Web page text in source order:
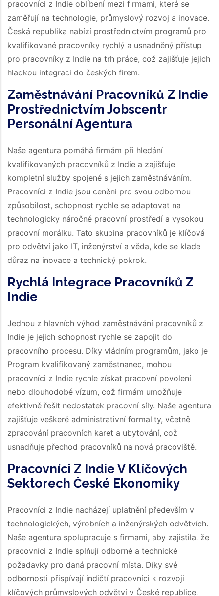
pracovníci z Indie oblíbení mezi firmami, které se
zaměřují na technologie, průmyslový rozvoj a inovace.
Česká republika nabízí prostřednictvím programů pro
kvalifikované pracovníky rychlý a usnadněný přístup
pro pracovníky z Indie na trh práce, což zajišťuje jejich
hladkou integraci do českých firem.
Zaměstnávání Pracovníků Z Indie
Prostřednictvím Jobscentr
Personální Agentura
Naše agentura pomáhá firmám při hledání
kvalifikovaných pracovníků z Indie a zajišťuje
kompletní služby spojené s jejich zaměstnáváním.
Pracovníci z Indie jsou ceněni pro svou odbornou
způsobilost, schopnost rychle se adaptovat na
technologicky náročné pracovní prostředí a vysokou
pracovní morálku. Tato skupina pracovníků je klíčová
pro odvětví jako IT, inženýrství a věda, kde se klade
důraz na inovace a technický pokrok.
Rychlá Integrace Pracovníků Z
Indie
Jednou z hlavních výhod zaměstnávání pracovníků z
Indie je jejich schopnost rychle se zapojit do
pracovního procesu. Díky vládním programům, jako je
Program kvalifikovaný zaměstnanec, mohou
pracovníci z Indie rychle získat pracovní povolení
nebo dlouhodobé vízum, což firmám umožňuje
efektivně řešit nedostatek pracovní síly. Naše agentura
zajišťuje veškeré administrativní formality, včetně
zpracování pracovních karet a ubytování, což
usnadňuje přechod pracovníků na nová pracoviště.
Pracovníci Z Indie V Klíčových
Sektorech České Ekonomiky
Pracovníci z Indie nacházejí uplatnění především v
technologických, výrobních a inženýrských odvětvích.
Naše agentura spolupracuje s firmami, aby zajistila, že
pracovníci z Indie splňují odborné a technické
požadavky pro daná pracovní místa. Díky své
odbornosti přispívají indičtí pracovníci k rozvoji
klíčových průmyslových odvětví v České republice,